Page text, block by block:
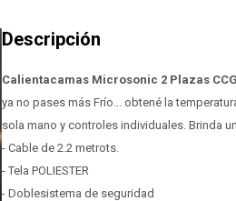
Calientacamas Microsonic 2 Plazas
ya no pases más Frío... obtené la
sola mano y controles individuales. Brinda
- Cable de 2.2 metrots.
- Tela POLIESTER
- Doblesistema de seguridad